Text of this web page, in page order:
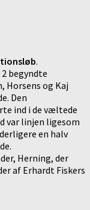
.
begyndte
Horsens og Kaj
Den
ind i de væltede
var linjen ligesom
en halv
Herning, der
af Erhardt Fiskers